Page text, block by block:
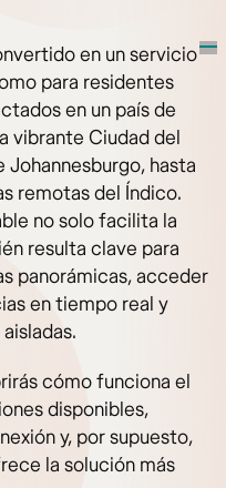
en un servicio
para residentes
en un país de
vibrante Ciudad del
hasta
remotas del Índico.
no solo facilita la
resulta clave para
panorámicas, acceder
en tiempo real y
cómo funciona el
disponibles,
y, por supuesto,
la solución más